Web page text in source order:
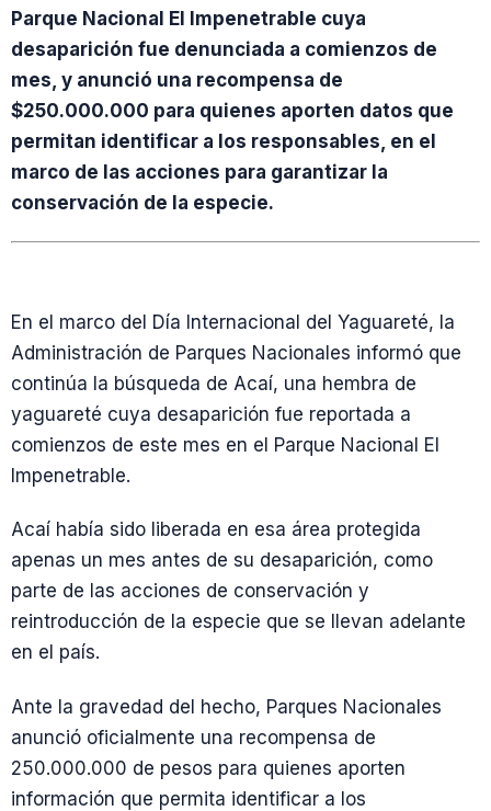
Parque Nacional El Impenetrable cuya
desaparición fue denunciada a comienzos de
mes, y anunció una recompensa de
$250.000.000 para quienes aporten datos que
permitan identificar a los responsables, en el
marco de las acciones para garantizar la
conservación de la especie.
En el marco del Día Internacional del Yaguareté, la
Administración de Parques Nacionales informó que
continúa la búsqueda de Acaí, una hembra de
yaguareté cuya desaparición fue reportada a
comienzos de este mes en el Parque Nacional El
Impenetrable.
Acaí había sido liberada en esa área protegida
apenas un mes antes de su desaparición, como
parte de las acciones de conservación y
reintroducción de la especie que se llevan adelante
en el país.
Ante la gravedad del hecho, Parques Nacionales
anunció oficialmente una recompensa de
250.000.000 de pesos para quienes aporten
información que permita identificar a los